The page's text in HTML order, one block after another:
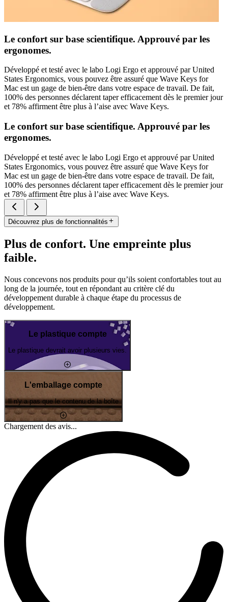
Le confort sur base scientifique. Approuvé par les
ergonomes.
Développé et testé avec le labo Logi Ergo et approuvé par United
States Ergonomics, vous pouvez être assuré que Wave Keys for
Mac est un gage de bien-être dans votre espace de travail. De fait,
100% des personnes déclarent taper efficacement dès le premier jour
et 78% affirment être plus à l’aise avec Wave Keys.
Le confort sur base scientifique. Approuvé par les
ergonomes.
Développé et testé avec le labo Logi Ergo et approuvé par United
States Ergonomics, vous pouvez être assuré que Wave Keys for
Mac est un gage de bien-être dans votre espace de travail. De fait,
100% des personnes déclarent taper efficacement dès le premier jour
et 78% affirment être plus à l’aise avec Wave Keys.
Découvrez plus de fonctionnalités
Plus de confort. Une empreinte plus
faible.
Nous concevons nos produits pour qu’ils soient confortables tout au
long de la journée, tout en répondant au critère clé du
développement durable à chaque étape du processus de
développement.
Le plastique compte
Le plastique devrait avoir plusieurs vies.
L'emballage compte
Il n'y a pas que le contenu de la boîte
Chargement des avis...